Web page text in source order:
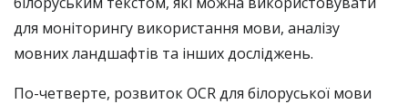
для моніторингу використання мови, аналізу
мовних ландшафтів та інших досліджень.
По-четверте, розвиток OCR для білоруської мови